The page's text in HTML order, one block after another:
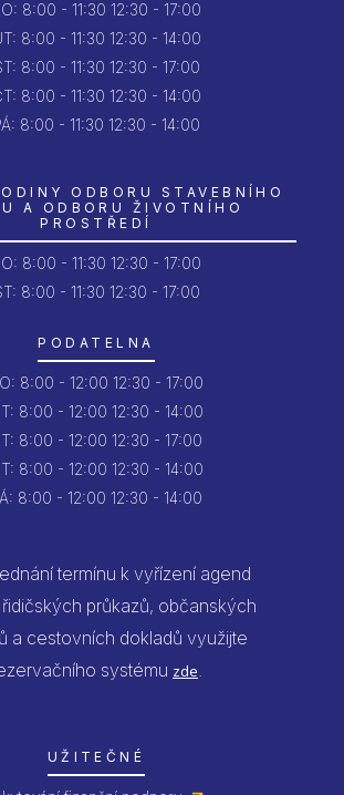
8:00 - 11:30 12:30 - 17:00
8:00 - 11:30 12:30 - 14:00
8:00 - 11:30 12:30 - 17:00
8:00 - 11:30 12:30 - 14:00
8:00 - 11:30 12:30 - 14:00
ODBORU STAVEBNÍHO
A ODBORU ŽIVOTNÍHO
PROSTŘEDÍ
8:00 - 11:30 12:30 - 17:00
8:00 - 11:30 12:30 - 17:00
PODATELNA
8:00 - 12:00 12:30 - 17:00
8:00 - 12:00 12:30 - 14:00
8:00 - 12:00 12:30 - 17:00
8:00 - 12:00 12:30 - 14:00
8:00 - 12:00 12:30 - 14:00
termínu k vyřízení agend
průkazů, občanských
a cestovních dokladů využijte
systému zde.
UŽITEČNÉ